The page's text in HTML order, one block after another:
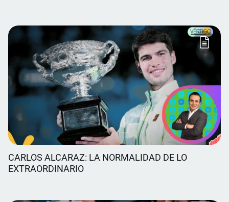
CARLOS ALCARAZ: LA NORMALIDAD DE LO
EXTRAORDINARIO